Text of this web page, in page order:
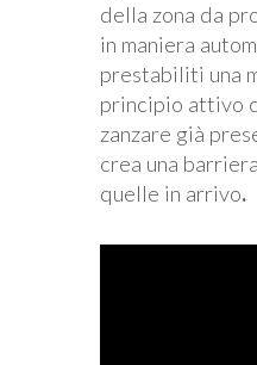
della zona da
in maniera
prestabiliti una
principio attivo
zanzare già
crea una
quelle in arrivo.